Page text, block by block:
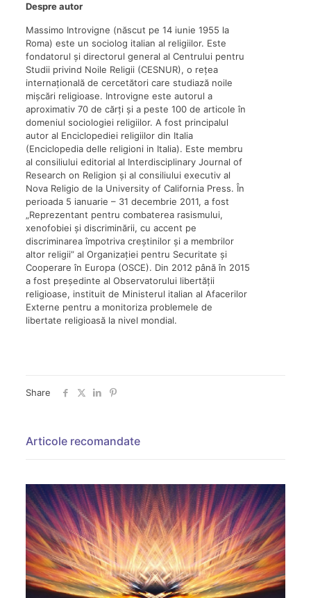
Despre autor
Massimo Introvigne (născut pe 14 iunie 1955 la
Roma) este un sociolog italian al religiilor. Este
fondatorul și directorul general al Centrului pentru
Studii privind Noile Religii (CESNUR), o rețea
internațională de cercetători care studiază noile
mișcări religioase. Introvigne este autorul a
aproximativ 70 de cărți și a peste 100 de articole în
domeniul sociologiei religiilor. A fost principalul
autor al Enciclopediei religiilor din Italia
(Enciclopedia delle religioni in Italia). Este membru
al consiliului editorial al Interdisciplinary Journal of
Research on Religion și al consiliului executiv al
Nova Religio de la University of California Press. În
perioada 5 ianuarie – 31 decembrie 2011, a fost
„Reprezentant pentru combaterea rasismului,
xenofobiei și discriminării, cu accent pe
discriminarea împotriva creștinilor și a membrilor
altor religii” al Organizației pentru Securitate și
Cooperare în Europa (OSCE). Din 2012 până în 2015
a fost președinte al Observatorului libertății
religioase, instituit de Ministerul italian al Afacerilor
Externe pentru a monitoriza problemele de
libertate religioasă la nivel mondial.
Share
Articole recomandate